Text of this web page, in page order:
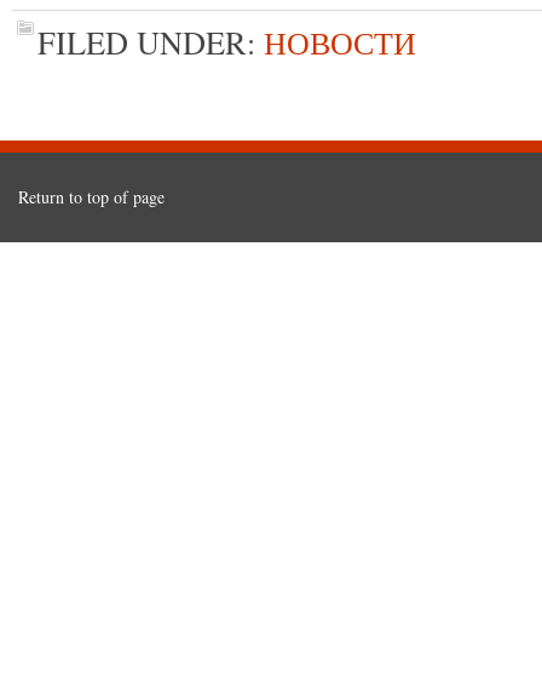
FILED UNDER: НОВОСТИ
Return to top of page